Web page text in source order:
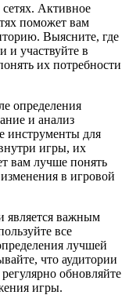
Активное
поможет вам
Выясните, где
и участвуйте в
их потребности
определения
и анализ
инструменты для
игры, их
вам лучше понять
в игровой
является важным
все
лучшей
что аудитории
обновляйте
игры.